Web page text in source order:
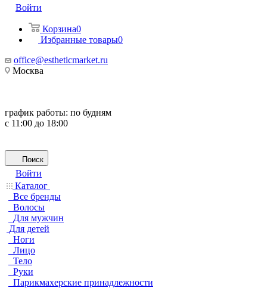
Войти
Корзина0
Избранные товары0
office@estheticmarket.ru
Москва
график работы: по будням
с 11:00 до 18:00
Поиск
Войти
Каталог
Все бренды
Волосы
Для мужчин
Для детей
Ноги
Лицо
Тело
Руки
Парикмахерские принадлежности